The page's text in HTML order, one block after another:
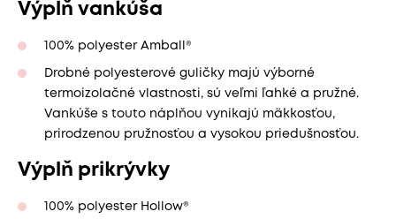
Výplň vankúša
100% polyester Amball®
Drobné polyesterové guličky majú výborné
termoizolačné vlastnosti, sú veľmi ľahké a pružné.
Vankúše s touto náplňou vynikajú mäkkosťou,
prirodzenou pružnosťou a vysokou priedušnosťou.
Výplň prikrývky
100% polyester Hollow®